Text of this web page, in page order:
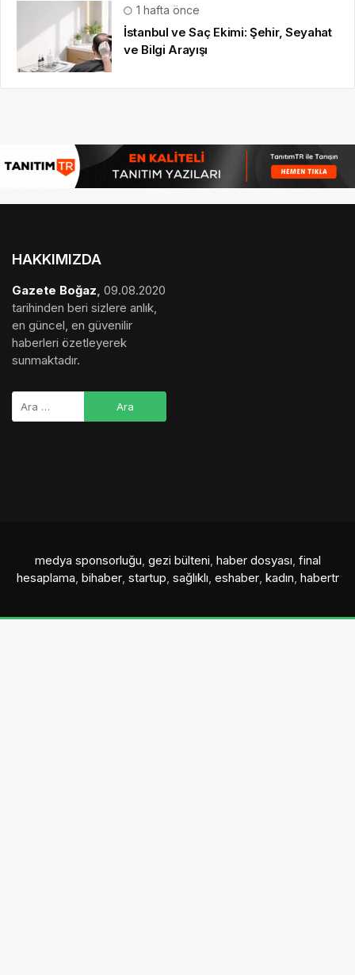
1 hafta önce
İstanbul ve Saç Ekimi: Şehir, Seyahat
ve Bilgi Arayışı
HAKKIMIZDA
Gazete Boğaz, 09.08.2020
tarihinden beri sizlere anlık,
en güncel, en güvenilir
haberleri özetleyerek
sunmaktadır.
medya sponsorluğu, gezi bülteni, haber dosyası, final
hesaplama, bihaber, startup, sağlıklı, eshaber, kadın, habertr